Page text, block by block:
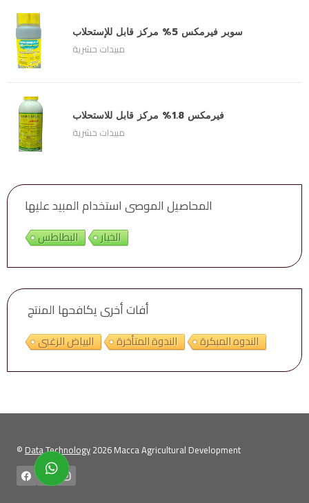
سوبر فيرمكس 5% مركز قابل للإستحلاب
مبيدات حشرية
فيرمكس 1.8% مركز قابل للاستحلاب
مبيدات حشرية
المحاصيل الموصى استخدام المبيد عليها
البطاطس الخيار
أفات أخرى يكافحها المنتج
البياض الزغبى الندوة المتأخرة الندوه المبكرة
©Data Technology2026 Macca Agricultural Development